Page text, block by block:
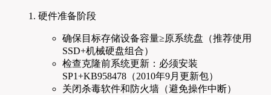
硬件准备阶段
确保目标存储设备容量≥原系统盘（推荐使用
SSD+机械硬盘组合）
检查克隆前系统更新：必须安装
SP1+KB958478（2010年9月更新包）
关闭杀毒软件和防火墙（避免操作中断）